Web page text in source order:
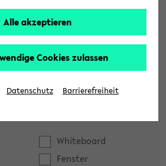
Whiteboard
Fenster
Alle akzeptieren
Cookies zulassen
Datenschutz Barrierefreiheit